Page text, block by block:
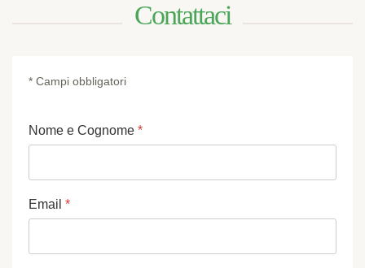
Contattaci
* Campi obbligatori
Nome e Cognome *
Email *